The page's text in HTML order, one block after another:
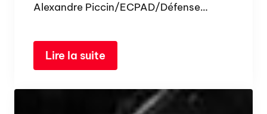
Alexandre Piccin/ECPAD/Défense…
Lire la suite